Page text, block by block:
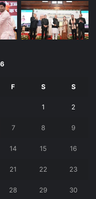
F S S
1 2
7 8 9
14 15 16
21 22 23
28 29 30